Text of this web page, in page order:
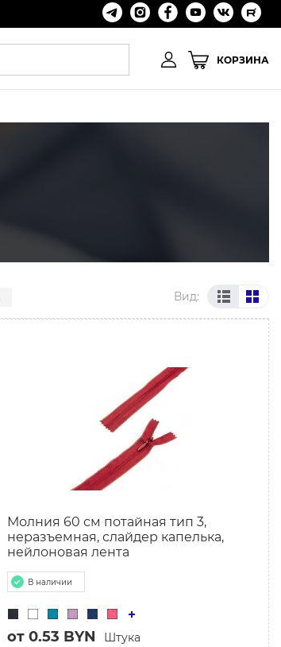
КОРЗИНА
Вид:
Молния 60 см потайная тип 3,
неразъемная, слайдер капелька,
нейлоновая лента
В наличии
от 0.53 BYN Штука